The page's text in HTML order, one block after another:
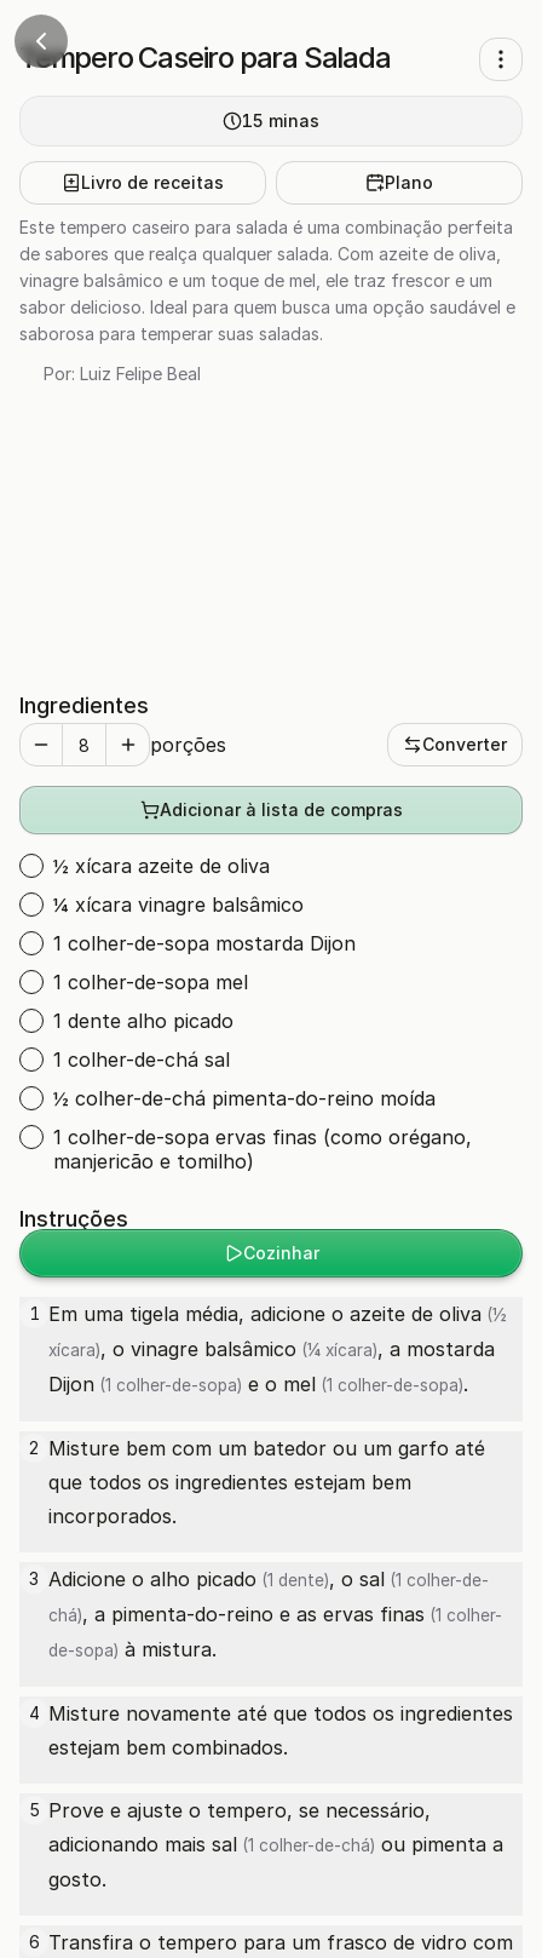
Tempero Caseiro para Salada
15 minas
Livro de receitas Plano
Este tempero caseiro para salada é uma combinação perfeita
de sabores que realça qualquer salada. Com azeite de oliva,
vinagre balsâmico e um toque de mel, ele traz frescor e um
sabor delicioso. Ideal para quem busca uma opção saudável e
saborosa para temperar suas saladas.
Por: Luiz Felipe Beal
Ingredientes
porções Converter
Adicionar à lista de compras
½ xícara azeite de oliva
¼ xícara vinagre balsâmico
1 colher-de-sopa mostarda Dijon
1 colher-de-sopa mel
1 dente alho picado
1 colher-de-chá sal
½ colher-de-chá pimenta-do-reino moída
1 colher-de-sopa ervas finas (como orégano,
manjericão e tomilho)
Instruções
Cozinhar
1 Em uma tigela média, adicione o azeite de oliva (½
xícara), o vinagre balsâmico (¼ xícara), a mostarda
Dijon (1 colher-de-sopa) e o mel (1 colher-de-sopa).
2 Misture bem com um batedor ou um garfo até
que todos os ingredientes estejam bem
incorporados.
3 Adicione o alho picado (1 dente), o sal (1 colher-de-
chá), a pimenta-do-reino e as ervas finas (1 colher-
de-sopa) à mistura.
4 Misture novamente até que todos os ingredientes
estejam bem combinados.
5 Prove e ajuste o tempero, se necessário,
adicionando mais sal (1 colher-de-chá) ou pimenta a
gosto.
6 Transfira o tempero para um frasco de vidro com